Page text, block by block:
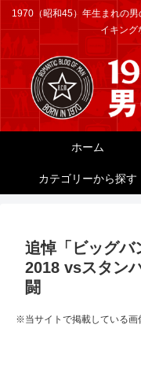
1970（昭和45）年生まれの
イキング
ホーム
カテゴリーから探す
追悼「ビッグバ
2018 vsスタン
闘
※当サイトで掲載している画